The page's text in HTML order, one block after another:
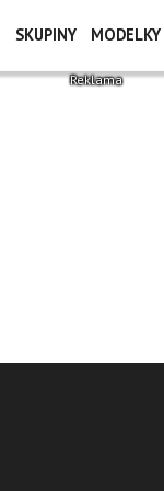
SKUPINY MODELKY